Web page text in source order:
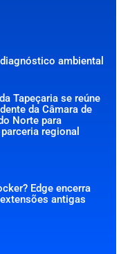
ambiental
Tapeçaria se reúne
da Câmara de
Norte para
regional
Edge encerra
antigas